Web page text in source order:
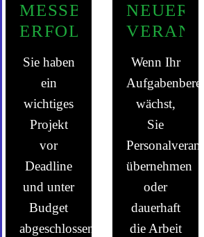
MESSBAREN
ERFOLG
Sie haben
ein
wichtiges
Projekt
vor
Deadline
und unter
Budget
abgeschlossen?
NEUER
Wenn Ihr
wächst,
Sie
übernehmen
oder
dauerhaft
die Arbeit